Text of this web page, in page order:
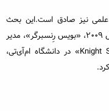
نیز صادق است.این بحث
جدیدی نیست. در مقاله‌ای از مجله «نیچر» در سال 2009، «بویس رِنسبرگر»، مدیر
سابق برنامه «Knight Science Journalism Fellowship» در دانشگاه ام‌آی‌تی،